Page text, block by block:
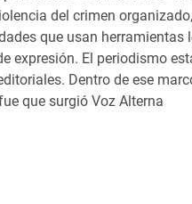
del crimen
que usan herramientas
expresión. El periodismo
Dentro de ese
que surgió Voz Alterna